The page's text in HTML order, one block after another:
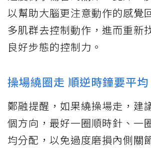
以幫助大腦更注意動作的感覺
多肌群去控制動作，進而重新
良好步態的控制力。
操場繞圈走 順逆時鐘要平均
鄭融提醒，如果繞操場走，建
個方向，最好一圈順時針、一
均分配，以免過度磨損內側關